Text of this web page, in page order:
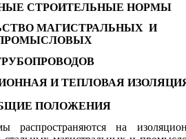
СТРОИТЕЛЬНЫЕ НОРМЫ
МАГИСТРАЛЬНЫХ И
И ТЕПЛОВАЯ
ПОЛОЖЕНИЯ
распространяются на